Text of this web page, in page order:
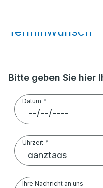
Terminwunsch
Bitte geben Sie hier
Datum
Uhrzeit
Ihre Nachricht an uns